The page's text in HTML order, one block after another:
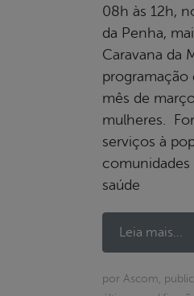
08h às 12h,
da Penha,
Caravana da
programação
mês de
mulheres.
serviços à
comunidades
saúde
Leia mais...
por Ascom,